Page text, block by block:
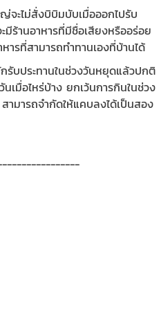
จะไม่สั่งบิบิมบับเมื่อออกไปรับ
มีร้านอาหารที่มีชื่อเสียงหรืออร่อย
ารที่สามารถทำทานเองที่บ้านได้
บประทานในช่วงวันหยุดแล้วปกติ
เมื่อไหร่บ้าง ยกเว้นการกินในช่วง
ามารถจำกัดให้แคบลงได้เป็นสอง